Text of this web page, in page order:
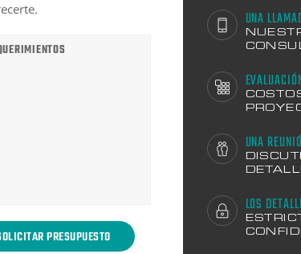
UNA
UNA
LOS